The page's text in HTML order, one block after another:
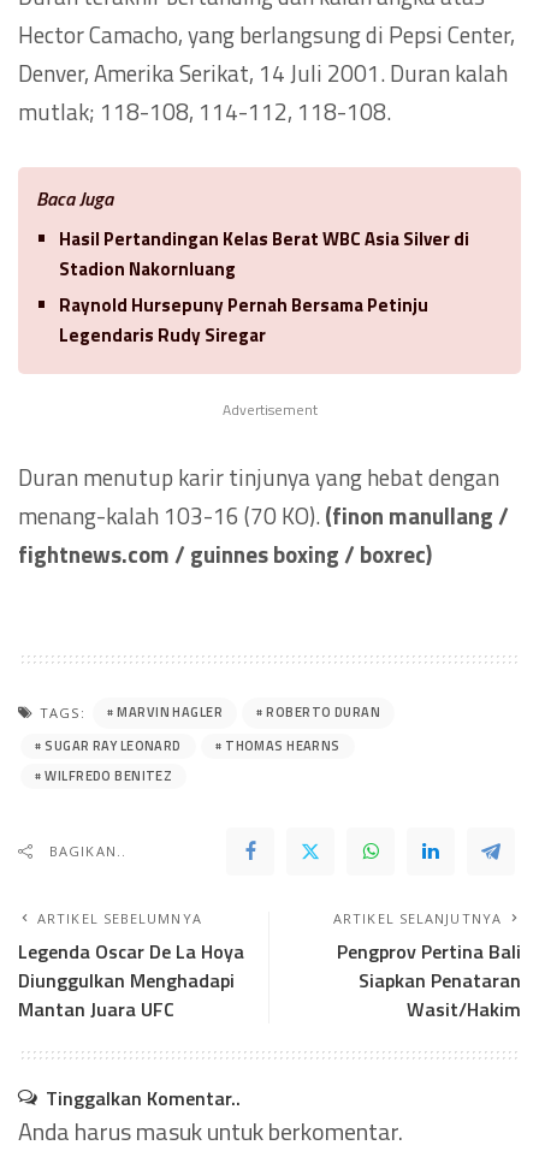
Hector Camacho, yang berlangsung di Pepsi Center,
Denver, Amerika Serikat, 14 Juli 2001. Duran kalah
mutlak; 118-108, 114-112, 118-108.
Baca Juga
Hasil Pertandingan Kelas Berat WBC Asia Silver di
Stadion Nakornluang
Raynold Hursepuny Pernah Bersama Petinju
Legendaris Rudy Siregar
Advertisement
Duran menutup karir tinjunya yang hebat dengan
menang-kalah 103-16 (70 KO).(finon manullang /
fightnews.com / guinnes boxing / boxrec)
TAGS: MARVIN HAGLER
ROBERTO DURAN
SUGAR RAY LEONARD
THOMAS HEARNS
WILFREDO BENITEZ
BAGIKAN..
ARTIKEL SEBELUMNYA
Legenda Oscar De La Hoya
Diunggulkan Menghadapi
Mantan Juara UFC
ARTIKEL SELANJUTNYA
Pengprov Pertina Bali
Siapkan Penataran
Wasit/Hakim
Tinggalkan Komentar..
Anda harusmasukuntuk berkomentar.